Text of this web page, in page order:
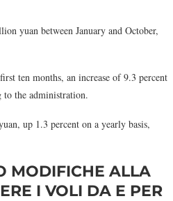
yuan between January and October,
ten months, an increase of 9.3 percent
to the administration.
up 1.3 percent on a yearly basis,
MODIFICHE ALLA
I VOLI DA E PER